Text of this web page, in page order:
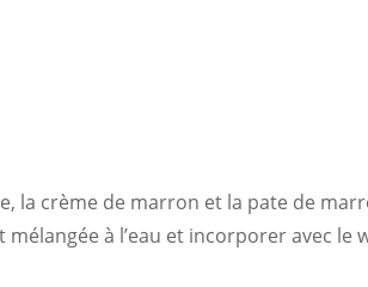
la crème de marron et la pate de
à l’eau et incorporer avec le